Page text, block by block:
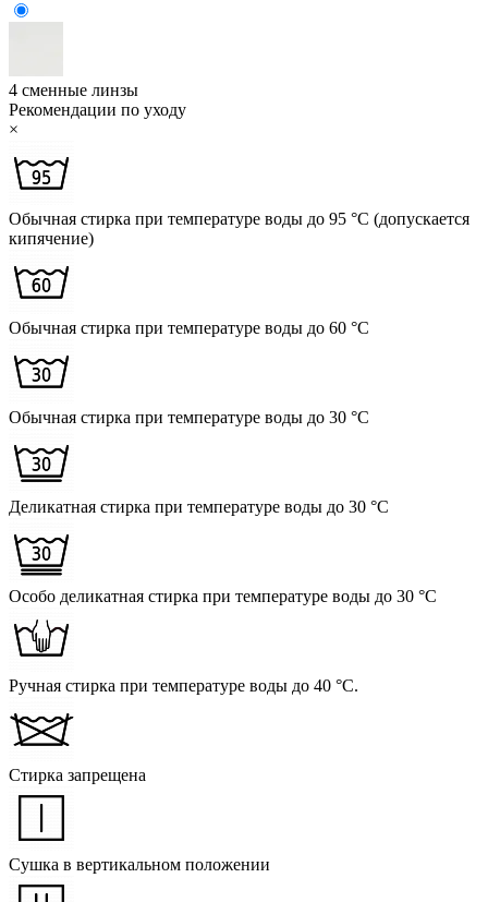
4 сменные линзы
Рекомендации по уходу
×
Обычная стирка при температуре воды до 95 °C (допускается
кипячение)
Обычная стирка при температуре воды до 60 °C
Обычная стирка при температуре воды до 30 °C
Деликатная стирка при температуре воды до 30 °C
Особо деликатная стирка при температуре воды до 30 °C
Ручная стирка при температуре воды до 40 °C.
Стирка запрещена
Сушка в вертикальном положении